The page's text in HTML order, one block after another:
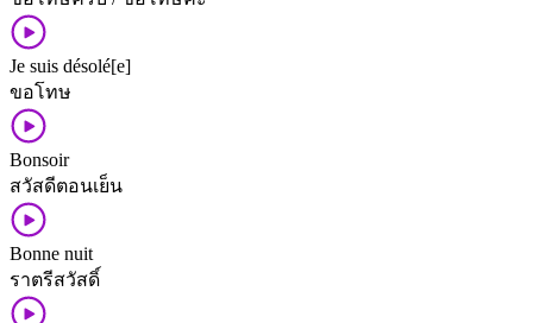
Je suis désolé[e]
ขอโทษ
Bonsoir
สวัสดี​ตอน​เย็น
Bonne nuit
ราตรี​สวัสดิ์